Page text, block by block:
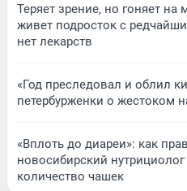
Теряет зрение, но гоняет на
живет подросток с
нет лекарств
«Год преследовал и облил
петербурженки о жестоком
«Вплоть до диареи»: как
новосибирский
количество чашек